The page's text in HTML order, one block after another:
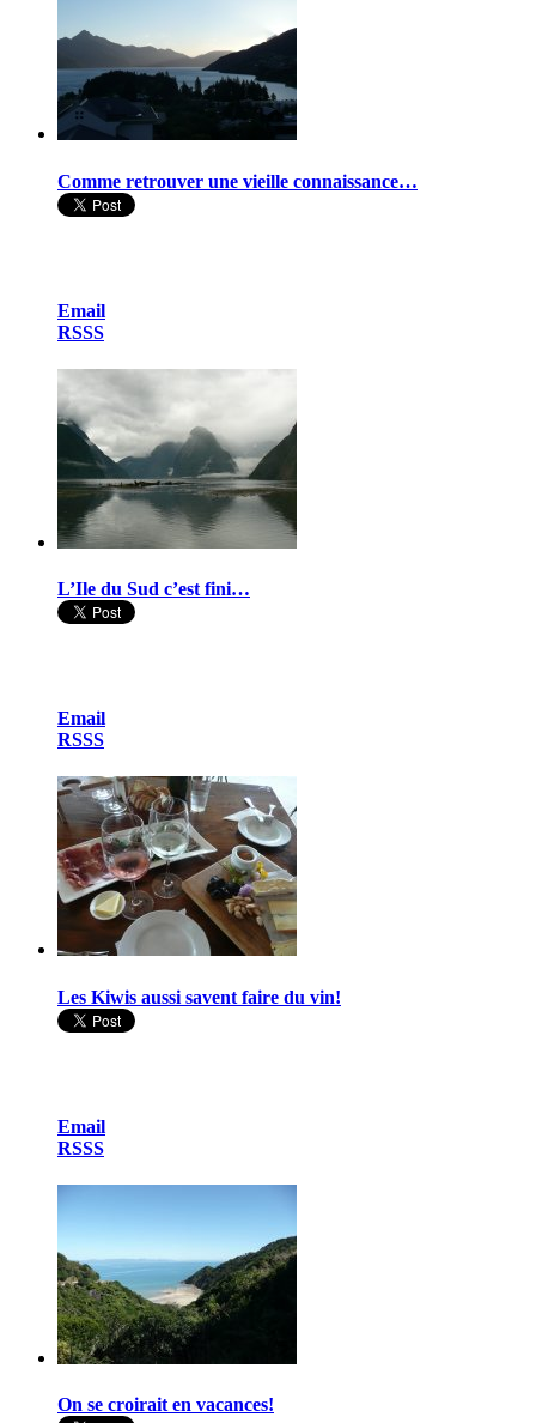
Comme retrouver une vieille connaissance…
Email
RSSS
L’Ile du Sud c’est fini…
Email
RSSS
Les Kiwis aussi savent faire du vin!
Email
RSSS
On se croirait en vacances!